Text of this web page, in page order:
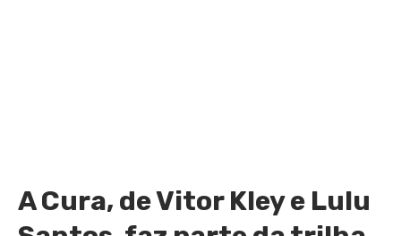
A Cura, de Vitor Kley e Lulu